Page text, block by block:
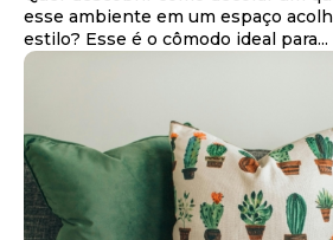
esse ambiente em um espaço
estilo? Esse é o cômodo ideal para...